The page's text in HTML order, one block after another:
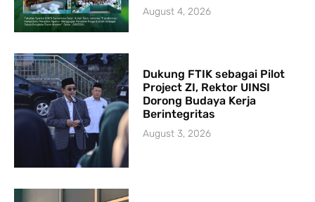
August 4, 2026
Dukung FTIK sebagai Pilot
Project ZI, Rektor UINSI
Dorong Budaya Kerja
Berintegritas
August 3, 2026